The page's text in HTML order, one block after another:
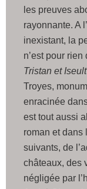
les preuves
rayonnante. A
inexistant, la
n’est pour rien
Tristan et Iseult
Troyes,
enracinée
est tout aussi
roman et dans
suivants, de
châteaux, des
négligée par